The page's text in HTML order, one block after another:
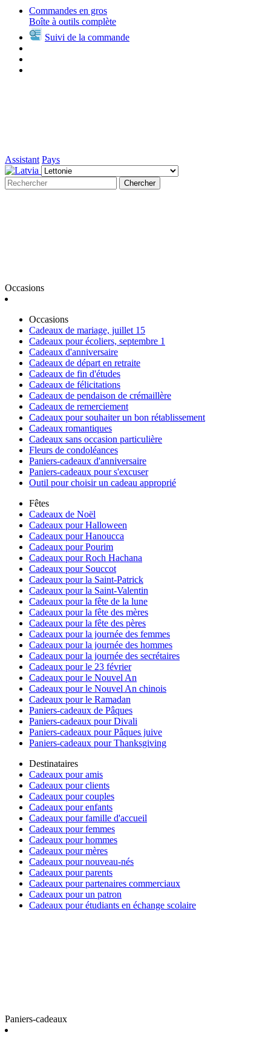
Commandes en gros
Boîte à outils complète
Suivi de la commande
Assistant Pays
Chercher
Occasions
Occasions
Cadeaux de mariage, juillet 15
Cadeaux pour écoliers, septembre 1
Cadeaux d'anniversaire
Cadeaux de départ en retraite
Cadeaux de fin d'études
Cadeaux de félicitations
Cadeaux de pendaison de crémaillère
Cadeaux de remerciement
Cadeaux pour souhaiter un bon rétablissement
Cadeaux romantiques
Cadeaux sans occasion particulière
Fleurs de condoléances
Paniers-cadeaux d'anniversaire
Paniers-cadeaux pour s'excuser
Outil pour choisir un cadeau approprié
Fêtes
Cadeaux de Noël
Cadeaux pour Halloween
Cadeaux pour Hanoucca
Cadeaux pour Pourim
Cadeaux pour Roch Hachana
Cadeaux pour Souccot
Cadeaux pour la Saint-Patrick
Cadeaux pour la Saint-Valentin
Cadeaux pour la fête de la lune
Cadeaux pour la fête des mères
Cadeaux pour la fête des pères
Cadeaux pour la journée des femmes
Cadeaux pour la journée des hommes
Cadeaux pour la journée des secrétaires
Cadeaux pour le 23 février
Cadeaux pour le Nouvel An
Cadeaux pour le Nouvel An chinois
Cadeaux pour le Ramadan
Paniers-cadeaux de Pâques
Paniers-cadeaux pour Divali
Paniers-cadeaux pour Pâques juive
Paniers-cadeaux pour Thanksgiving
Destinataires
Cadeaux pour amis
Cadeaux pour clients
Cadeaux pour couples
Cadeaux pour enfants
Cadeaux pour famille d'accueil
Cadeaux pour femmes
Cadeaux pour hommes
Cadeaux pour mères
Cadeaux pour nouveau-nés
Cadeaux pour parents
Cadeaux pour partenaires commerciaux
Cadeaux pour un patron
Cadeaux pour étudiants en échange scolaire
Paniers-cadeaux